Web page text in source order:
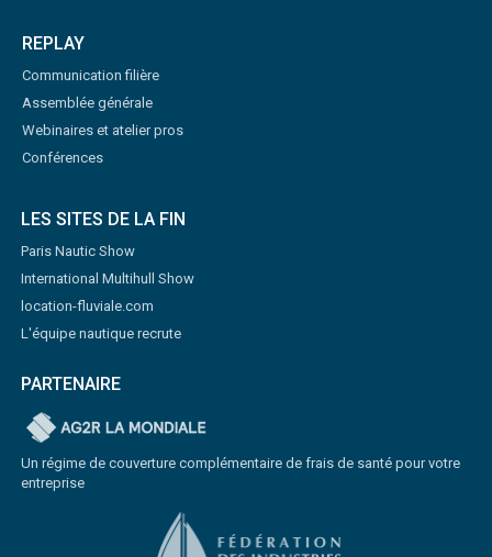
REPLAY
Communication filière
Assemblée générale
Webinaires et atelier pros
Conférences
LES SITES DE LA FIN
Paris Nautic Show
International Multihull Show
location-fluviale.com
L'équipe nautique recrute
PARTENAIRE
Un régime de couverture complémentaire de frais de santé pour votre
entreprise